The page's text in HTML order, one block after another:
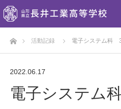
ホーム活動記録 電子システム科
2022.06.17
電子システム